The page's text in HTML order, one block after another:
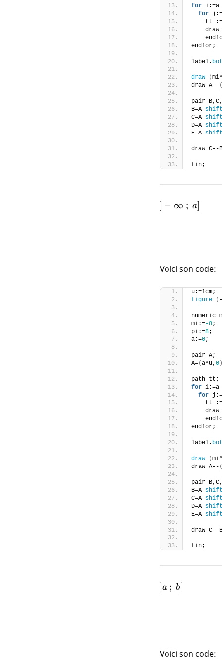
for i:=a
for j:=
    tt :=
draw
endfor;
label. bot
draw (
draw A-- (
pair
B=A
C=A
D=A
E=A
draw
fin;
]-
] − ∞ ; a]
Voici son code:
u:=1cm;
figure
(
numeric
mi:=-8;
pi:=8;
a:=0;
pair A;
A=(a*u, 0 )
path tt;
for i:=a
for j:=
    tt :=
draw
endfor;
label. bot
draw (
draw A-- (
pair
B=A
C=A
D=A
E=A
draw
fin;
]a~;~b[
]a ; b[
Voici son code: